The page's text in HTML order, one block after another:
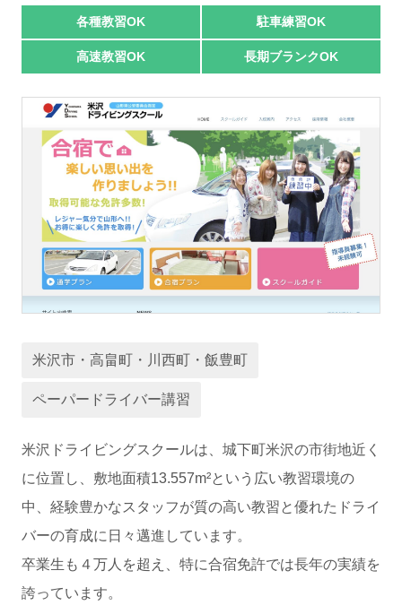
おすすめ業者
講習トピックス
運営会社
業者様登録はこちら
各種教習OK 駐車練習OK
高速教習OK 長期ブランクOK
米沢市・高畠町・川西町・飯豊町
ペーパードライバー講習
米沢ドライビングスクールは、城下町米沢の市街地近く
に位置し、敷地面積13.557m²という広い教習環境の
中、経験豊かなスタッフが質の高い教習と優れたドライ
バーの育成に日々邁進しています。
卒業生も４万人を超え、特に合宿免許では長年の実績を
誇っています。